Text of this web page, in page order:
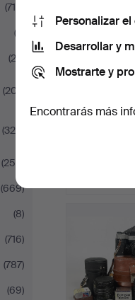
(715)
(2)
(22)
(207)
(329)
(259)
(669)
(8)
(716)
(787)
(69)
Personalizar
Desarrollar y
Mostrarte y
Encontrarás más